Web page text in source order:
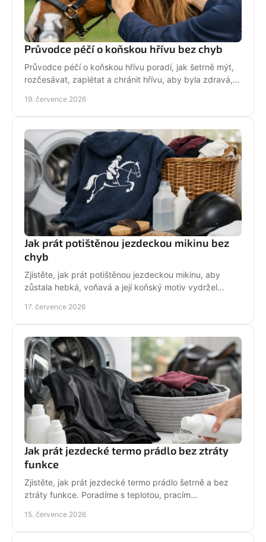
Průvodce péčí o koňskou hřívu bez chyb
Průvodce péčí o koňskou hřívu poradí, jak šetrně mýt,
rozčesávat, zaplétat a chránit hřívu, aby byla zdravá,
19. července 2026
Jak prát potištěnou jezdeckou mikinu bez
chyb
Zjistěte, jak prát potištěnou jezdeckou mikinu, aby
zůstala hebká, voňavá a její koňský motiv vydržel
17. července 2026
Jak prát jezdecké termo prádlo bez ztráty
funkce
Zjistěte, jak prát jezdecké termo prádlo šetrně a bez
ztráty funkce. Poradíme s teplotou, pracím
den.
15. července 2026